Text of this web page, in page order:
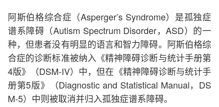
阿斯伯格综合症（Asperger’s Syndrome）是孤独症
谱系障碍（Autism Spectrum Disorder，ASD）的一
种，但患者没有明显的语言和智力障碍。阿斯伯格综
合症的诊断标准被纳入《精神障碍诊断与统计手册第
4版》（DSM-IV）中，但在《精神障碍诊断与统计手
册第5版》（Diagnostic and Statistical Manual，DS
M-5）中则被取消并归入孤独症谱系障碍。